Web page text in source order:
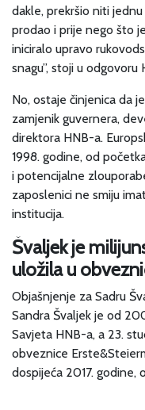
dakle, prekršio niti
prodao i prije nego što
iniciralo upravo
snagu”, stoji u odgovoru
No, ostaje činjenica da
zamjenik guvernera,
direktora HNB-a.
1998. godine, od
i potencijalne
zaposlenici ne smiju
institucija.
Švaljek je
uložila u
Objašnjenje za Sadru
Sandra Švaljek je od
Savjeta HNB-a, a 23.
obveznice
dospijeća 2017.